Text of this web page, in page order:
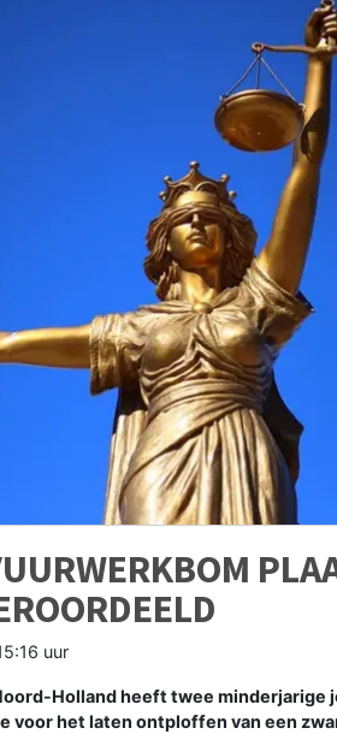
uur
Holland heeft twee
voor het laten ontploffen van een